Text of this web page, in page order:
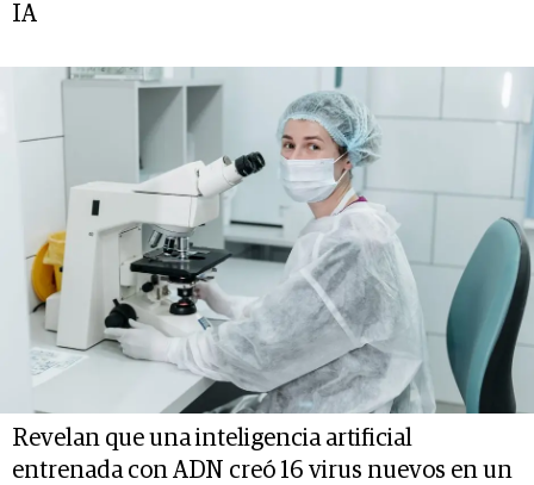
IA
Revelan que una inteligencia artificial
entrenada con ADN creó 16 virus nuevos en un